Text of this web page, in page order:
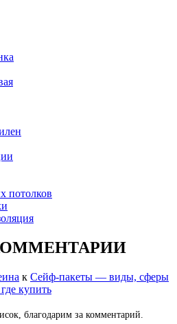
потолков
к Сейф-пакеты — виды, сферы
купить
благодарим за комментарий.